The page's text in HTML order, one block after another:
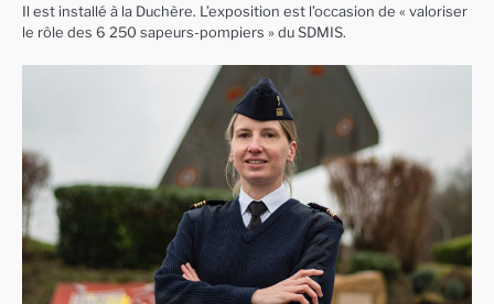
Il est installé à la Duchère. L’exposition est l’occasion de « valoriser
le rôle des 6 250 sapeurs-pompiers » du SDMIS.